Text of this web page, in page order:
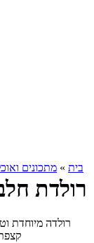
בית » מתכונים
רולדת
רולדה מיוחדת
קצפת ורודה, 292